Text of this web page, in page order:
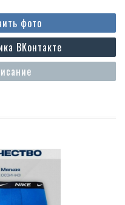
ВКонтакте
фото